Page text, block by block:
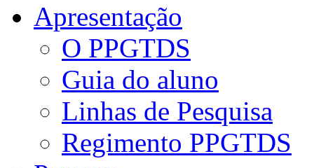
Apresentação
O PPGTDS
Guia do aluno
Linhas de Pesquisa
Regimento PPGTDS